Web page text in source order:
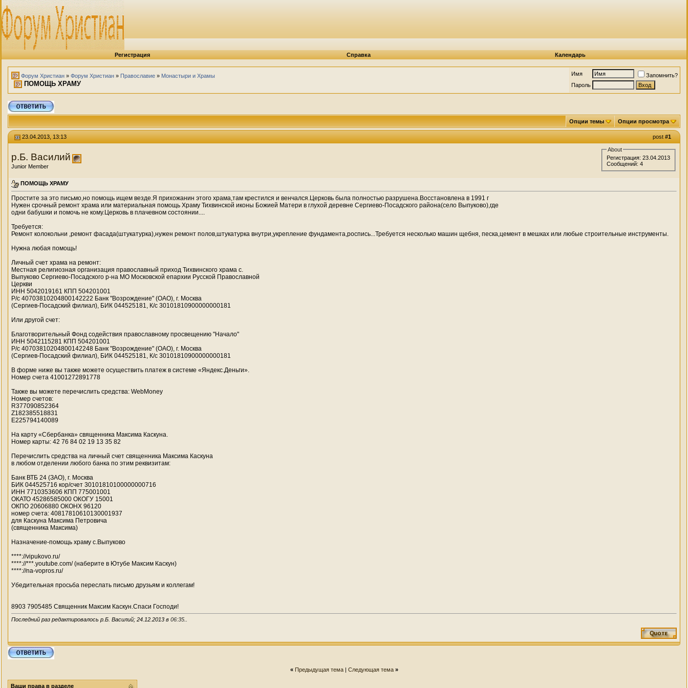
Регистрация Справка Календарь
Форум Христиан » Форум Христиан » Православие » Монастыри и Храмы
ПОМОЩЬ ХРАМУ
Имя
Запомнить?
Пароль
Опции темы Опции просмотра
post#1
23.04.2013, 13:13
р.Б. Василий
Junior Member
About
Регистрация: 23.04.2013
Сообщений: 4
ПОМОЩЬ ХРАМУ
Простите за это письмо,но помощь ищем везде.Я прихожанин этого храма,там крестился и венчался.Церковь была полностью разрушена.Восстановлена в 1991 г
Нужен срочный ремонт храма или материальная помощь Храму Тихвинской иконы Божией Матери в глухой деревне Сергиево-Посадского района(село Выпуково),где
одни бабушки и помочь не кому.Церковь в плачевном состоянии....
Требуется:
Ремонт колокольни ,ремонт фасада(штукатурка),нужен ремонт полов,штукатурка внутри,укрепление фундамента,роспись...Требуется несколько машин щебня, песка,цемент в мешках или любые строительные инструменты.
Нужна любая помощь!
Личный счет храма на ремонт:
Местная религиозная организация православный приход Тихвинского храма с.
Выпуково Сергиево-Посадского р-на МО Московской епархии Русской Православной
Церкви
ИНН 5042019161 КПП 504201001
Р/с 40703810204800142222 Банк "Возрождение" (ОАО), г. Москва
(Сергиев-Посадский филиал), БИК 044525181, К/с 30101810900000000181
Или другой счет:
Благотворительный Фонд содействия православному просвещению "Начало"
ИНН 5042115281 КПП 504201001
Р/с 40703810204800142248 Банк "Возрождение" (ОАО), г. Москва
(Сергиев-Посадский филиал), БИК 044525181, К/с 30101810900000000181
В форме ниже вы также можете осуществить платеж в системе «Яндекс.Деньги».
Номер счета 41001272891778
Также вы можете перечислить средства: WebMoney
Номер счетов:
R377090852364
Z182385518831
E225794140089
На карту «Сбербанка» священника Максима Каскуна.
Номер карты: 42 76 84 02 19 13 35 82
Перечислить средства на личный счет священника Максима Каскуна
в любом отделении любого банка по этим реквизитам:
Банк ВТБ 24 (ЗАО), г. Москва
БИК 044525716 кор/счет 30101810100000000716
ИНН 7710353606 КПП 775001001
ОКАТО 45286585000 ОКОГУ 15001
ОКПО 20606880 ОКОНХ 96120
номер счета: 40817810610130001937
для Каскуна Максима Петровича
(священника Максима)
Назначение-помощь храму с.Выпуково
****://vipukovo.ru/
****://***.youtube.com/ (наберите в Ютубе Максим Каскун)
****://na-vopros.ru/
Убедительная просьба переслать письмо друзьям и коллегам!
8903 7905485 Священник Максим Каскун.Спаси Господи!
Последний раз редактировалось р.Б. Василий; 24.12.2013 в 06:35
« Предыдущая тема| Следующая тема »
Ваши права в разделе